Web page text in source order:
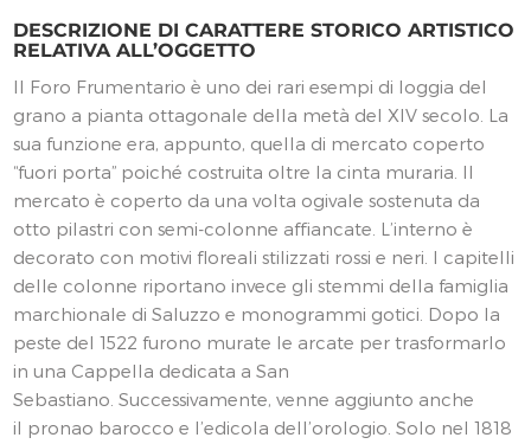
DESCRIZIONE DI CARATTERE STORICO ARTISTICO
RELATIVA ALL’OGGETTO
Il Foro Frumentario è uno dei rari esempi di loggia del
grano a pianta ottagonale della metà del XIV secolo. La
sua funzione era, appunto, quella di mercato coperto
“fuori porta” poiché costruita oltre la cinta muraria. Il
mercato è coperto da una volta ogivale sostenuta da
otto pilastri con semi-colonne affiancate. L’interno è
decorato con motivi floreali stilizzati rossi e neri. I capitelli
delle colonne riportano invece gli stemmi della famiglia
marchionale di Saluzzo e monogrammi gotici. Dopo la
peste del 1522 furono murate le arcate per trasformarlo
in una Cappella dedicata a San
Sebastiano. Successivamente, venne aggiunto anche
il pronao barocco e l’edicola dell’orologio. Solo nel 1818